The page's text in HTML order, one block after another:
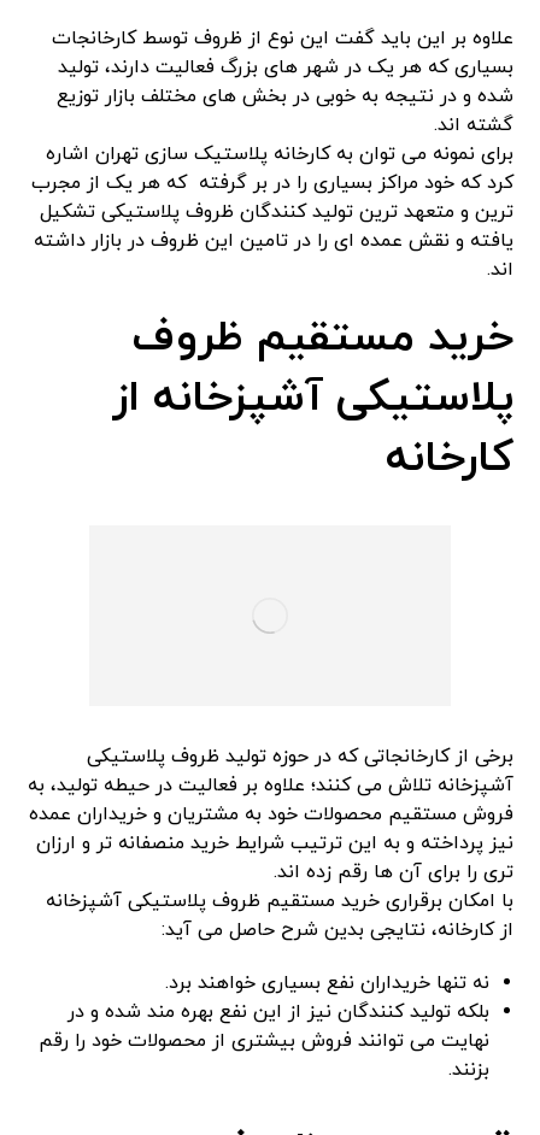
علاوه بر این باید گفت این نوع از ظروف توسط کارخانجات
بسیاری که هر یک در شهر های بزرگ فعالیت دارند، تولید
شده و در نتیجه به خوبی در بخش های مختلف بازار توزیع
گشته اند.
برای نمونه می توان به کارخانه پلاستیک سازی تهران اشاره
کرد که خود مراکز بسیاری را در بر گرفته که هر یک از مجرب
ترین و متعهد ترین تولید کنندگان ظروف پلاستیکی تشکیل
یافته و نقش عمده ای را در تامین این ظروف در بازار داشته
اند.
خرید مستقیم ظروف
پلاستیکی آشپزخانه از
کارخانه
برخی از کارخانجاتی که در حوزه تولید ظروف پلاستیکی
آشپزخانه تلاش می کنند؛ علاوه بر فعالیت در حیطه تولید، به
فروش مستقیم محصولات خود به مشتریان و خریداران عمده
نیز پرداخته و به این ترتیب شرایط خرید منصفانه تر و ارزان
تری را برای آن ها رقم زده اند.
با امکان برقراری خرید مستقیم ظروف پلاستیکی آشپزخانه
از کارخانه، نتایجی بدین شرح حاصل می آید:
نه تنها خریداران نفع بسیاری خواهند برد.
بلکه تولید کنندگان نیز از این نفع بهره مند شده و در
نهایت می توانند فروش بیشتری از محصولات خود را رقم
بزنند.